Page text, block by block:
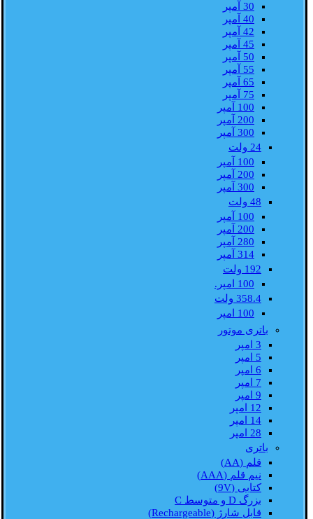
30 آمپر
40 آمپر
42 آمپر
45 آمپر
50 آمپر
55 آمپر
65 آمپر
75 آمپر
100 آمپر
200 آمپر
300 آمپر
24 ولت
100 آمپر
200 آمپر
300 آمپر
48 ولت
100 آمپر
200 آمپر
280 آمپر
314 آمپر
192 ولت
100 امپر.
358.4 ولت
100 امپر
باتری موتور
3 امپر
5 امپر
6 امپر
7 امپر
9 امپر
12 امپر
14 امپر
28 امپر
باتری
قلم (AA)
نیم قلم (AAA)
کتابی (9V)
بزرگ D و متوسط C
قابل شارژ (Rechargeable)